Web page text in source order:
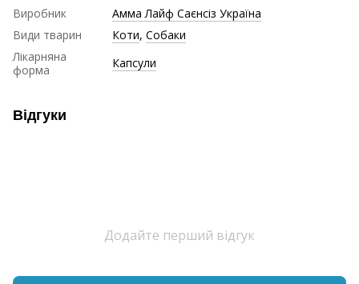
Виробник
Амма Лайф Саєнсіз Україна
Види тварин
Коти, Собаки
Лікарняна
форма
Капсули
Відгуки
Додайте перший відгук